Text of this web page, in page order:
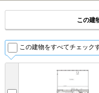
この建
この建物をすべてチェック